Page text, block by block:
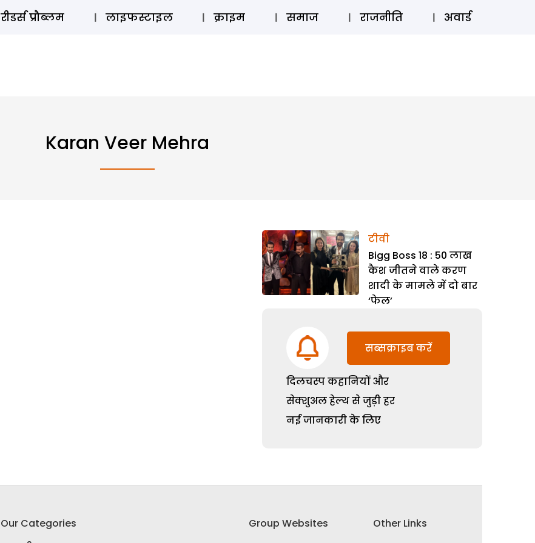
ऑडियो स्टोरी लॉग इन ⚲ SUBSCRIBE
रीडर्स प्रौब्लम लाइफस्टाइल क्राइम समाज राजनीति अवार्ड
Karan Veer Mehra
टीवी
Bigg Boss 18 : 50 लाख
कैश जीतने वाले करण
शादी के मामले में दो बार
‘फेल’
दिलचस्प कहानियों और
सेक्शुअल हेल्थ से जुड़ी हर
नई जानकारी के लिए
सब्सक्राइब करें
Our Categories
Group Websites
Other Links